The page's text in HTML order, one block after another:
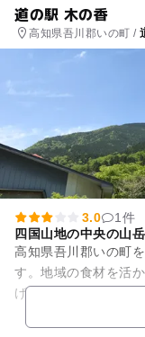
道の駅 木の香
高知県吾川郡いの町 /
3.0
1件
四国山地の中央の山
高知県吾川郡いの町
す。地域の食材を活
げや、四万十町の高
うことができます。